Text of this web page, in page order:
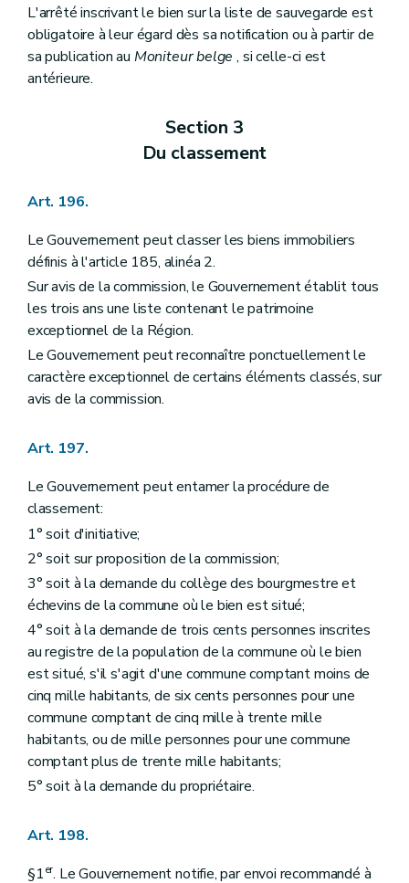
L'arrêté inscrivant le bien sur la liste de sauvegarde est
obligatoire à leur égard dès sa notification ou à partir de
sa publication au Moniteur belge , si celle-ci est
antérieure.
Section 3
Du classement
Art. 196.
Le Gouvernement peut classer les biens immobiliers
définis à l'article 185, alinéa 2.
Sur avis de la commission, le Gouvernement établit tous
les trois ans une liste contenant le patrimoine
exceptionnel de la Région.
Le Gouvernement peut reconnaître ponctuellement le
caractère exceptionnel de certains éléments classés, sur
avis de la commission.
Art. 197.
Le Gouvernement peut entamer la procédure de
classement:
1° soit d'initiative;
2° soit sur proposition de la commission;
3° soit à la demande du collège des bourgmestre et
échevins de la commune où le bien est situé;
4° soit à la demande de trois cents personnes inscrites
au registre de la population de la commune où le bien
est situé, s'il s'agit d'une commune comptant moins de
cinq mille habitants, de six cents personnes pour une
commune comptant de cinq mille à trente mille
habitants, ou de mille personnes pour une commune
comptant plus de trente mille habitants;
5° soit à la demande du propriétaire.
Art. 198.
§1er. Le Gouvernement notifie, par envoi recommandé à